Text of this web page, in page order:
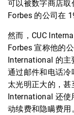
可以被数字商店取
Forbes 的公司在
然而，CUC
Forbes 宣称他的
International 的主
通过邮件和电话
太光明正大的，甚
International 还使
动续费和隐瞒费用